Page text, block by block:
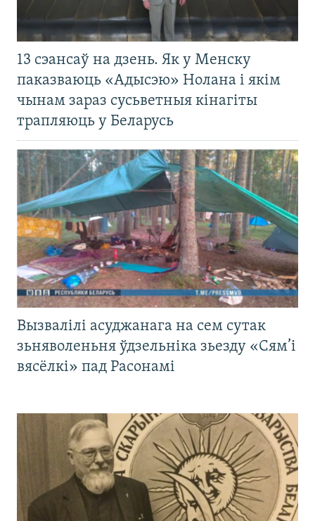
13 сэансаў на дзень. Як у Менску
паказваюць «Адысэю» Нолана і якім
чынам зараз сусьветныя кінагіты
трапляюць у Беларусь
Вызвалілі асуджанага на сем сутак
зьняволеньня ўдзельніка зьезду «Сям’і
вясёлкі» пад Расонамі